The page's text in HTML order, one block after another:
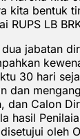
kita bentuk
RUPS LB
jabatan
30 hari
dan
dan Calon
hasil
oleh